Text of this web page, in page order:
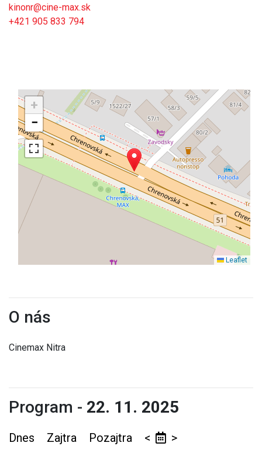
kinonr@cine-max.sk
+421 905 833 794
+
−
Leaflet
O nás
Cinemax Nitra
Program - 22. 11. 2025
Dnes Zajtra Pozajtra < >